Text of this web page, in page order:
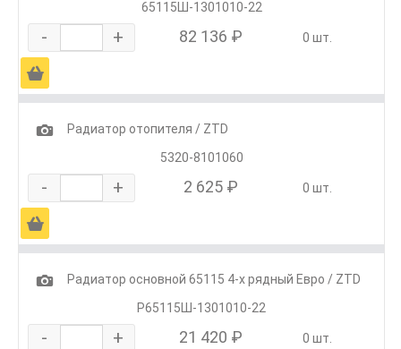
65115Ш-1301010-22
- + 82 136 ₽ 0 шт.
Ä
1
Радиатор отопителя / ZTD
5320-8101060
- + 2 625 ₽ 0 шт.
Ä
1
Радиатор основной 65115 4-х рядный Евро / ZTD
Р65115Ш-1301010-22
- + 21 420 ₽ 0 шт.